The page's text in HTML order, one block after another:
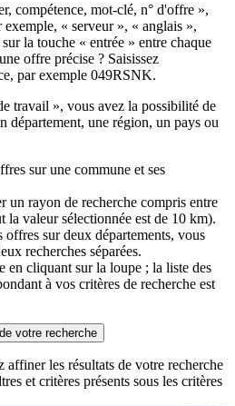
compétence, mot-clé, n° d'offre »,
« serveur », « anglais »,
la touche « entrée » entre chaque
offre précise ? Saisissez
par exemple 049RSNK.
travail », vous avez la possibilité de
département, une région, un pays ou
sur une commune et ses
un rayon de recherche compris entre
la valeur sélectionnée est de 10 km).
offres sur deux départements, vous
recherches séparées.
en cliquant sur la loupe ; la liste des
à vos critères de recherche est
votre recherche
affiner les résultats de votre recherche
et critères présents sous les critères